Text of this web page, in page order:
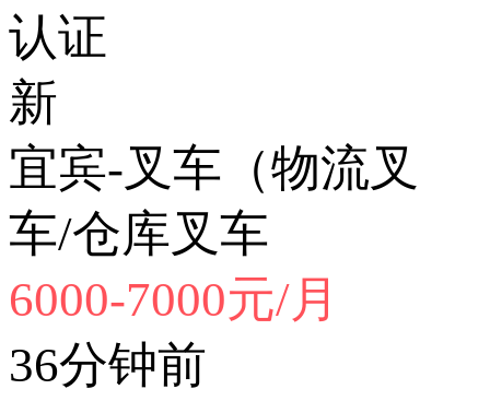
认证
新
宜宾-叉车（物流叉
车/仓库叉车
6000-7000元/月
36分钟前